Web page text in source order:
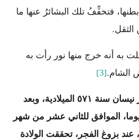
فتخفِّفُ تلك البشائرُ عنها ما
به أنه خرج منها نور رأت به
الشام.[3]
وفي عشرين من شهر نيسان سنة ٥٧١ الميلادية، وبعد
الموافق للثاني عشر من شهر
عند بزوغ الفجر، تحققت الولادة